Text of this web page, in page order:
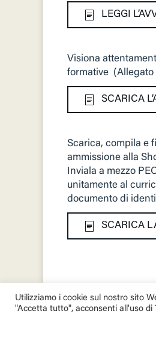
LEGGI
Visiona
formative (Allegato
SCARICA
Scarica, compila e
ammissione alla
Inviala a mezzo
unitamente al
documento di
SCARICA
Utilizziamo i cookie sul nostro sito
"Accetta tutto", acconsenti all'uso di